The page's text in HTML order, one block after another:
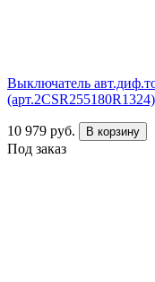
Выключатель
(арт.2CSR255180R1324)
10 979 руб. В корзину
Под заказ